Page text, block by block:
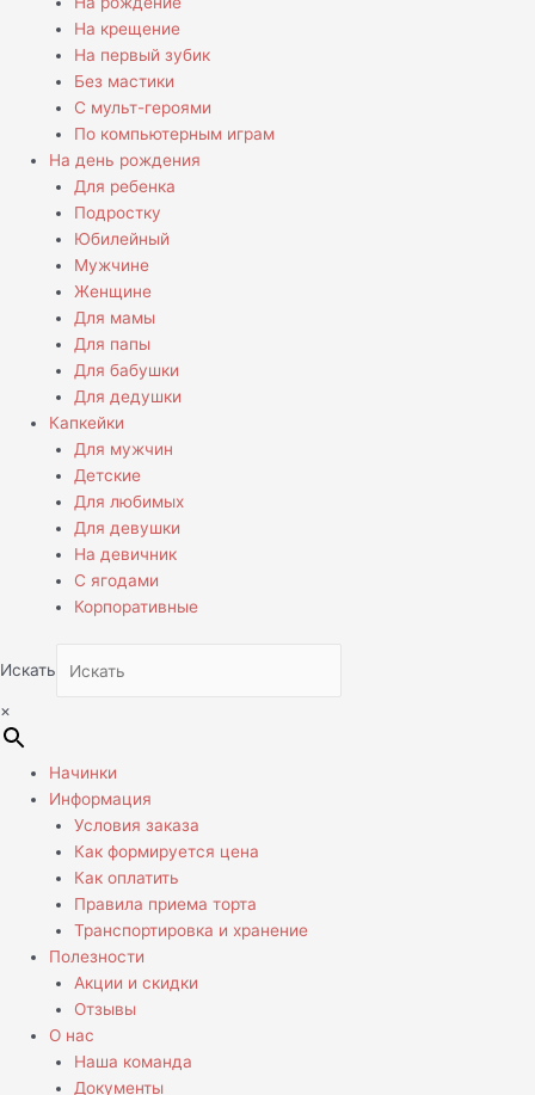
На крещение
На первый зубик
Без мастики
С мульт-героями
По компьютерным играм
На день рождения
Для ребенка
Подростку
Юбилейный
Мужчине
Женщине
Для мамы
Для папы
Для бабушки
Для дедушки
Капкейки
Для мужчин
Детские
Для любимых
Для девушки
На девичник
С ягодами
Корпоративные
Искать
×
Начинки
Информация
Условия заказа
Как формируется цена
Как оплатить
Правила приема торта
Транспортировка и хранение
Полезности
Акции и скидки
Отзывы
О нас
Наша команда
Документы